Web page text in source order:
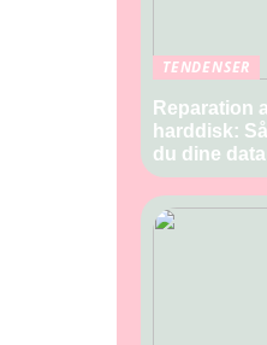
TENDENSER
Reparation
harddisk:
du dine data